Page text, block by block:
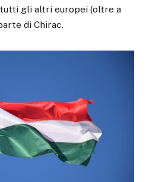
gli altri europei (oltre a
di Chirac.